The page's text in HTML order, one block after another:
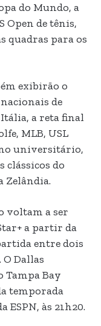
do Mundo, a
Open de tênis,
quadras para os
exibirão o
de
a reta final
MLB, USL
universitário,
clássicos do
Zelândia.
voltam a ser
a partir da
entre dois
Dallas
Tampa Bay
temporada
ESPN, às 21h20.